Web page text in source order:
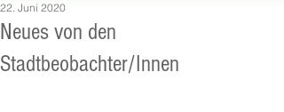
Neues von den
Stadtbeobachter/Innen
22. Juni 2020